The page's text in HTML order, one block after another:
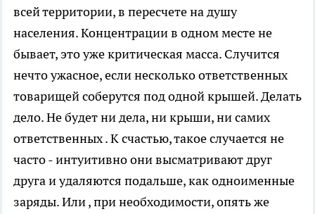
всей территории, в пересчете на душу
населения. Концентрации в одном месте не
бывает, это уже критическая масса. Случится
нечто ужасное, если несколько ответственных
товарищей соберутся под одной крышей. Делать
дело. Не будет ни дела, ни крыши, ни самих
ответственных . К счастью, такое случается не
часто - интуитивно они высматривают друг
друга и удаляются подальше, как одноименные
заряды. Или , при необходимости, опять же